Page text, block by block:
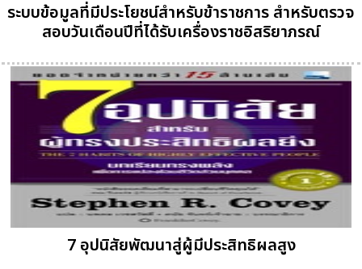
ระบบข้อมูลที่มีประโยชน์สำหรับข้าราชการ สำหรับตรวจ
สอบวันเดือนปีที่ได้รับเครื่องราชอิสริยาภรณ์
7 อุปนิสัยพัฒนาสู่ผู้มีประสิทธิผลสูง